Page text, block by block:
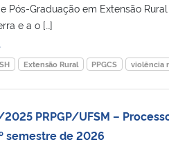
Pós-Graduação em Extensão
e a o […]
Extensão Rural PPGCS violência
PRPGP/UFSM –
semestre de 2026